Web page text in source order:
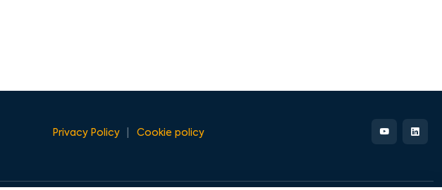
Privacy Policy Cookie policy